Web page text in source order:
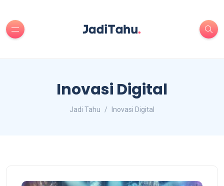
Inovasi Digital
Jadi Tahu Inovasi Digital